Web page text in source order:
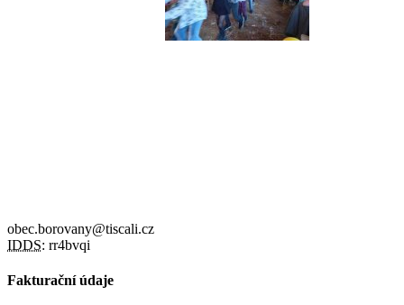
obec.borovany@tiscali.cz
IDDS: rr4bvqi
Fakturační údaje